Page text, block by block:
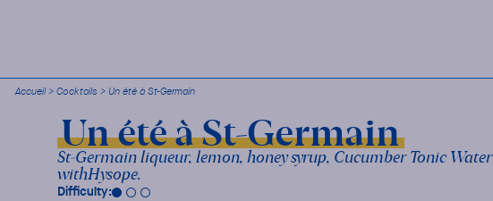
Accueil> Cocktails > Un été à St-Germain
Un été à St-Germain
St-Germain liqueur, lemon, honey syrup, Cucumber Tonic Water
withHysope.
Difficulty: